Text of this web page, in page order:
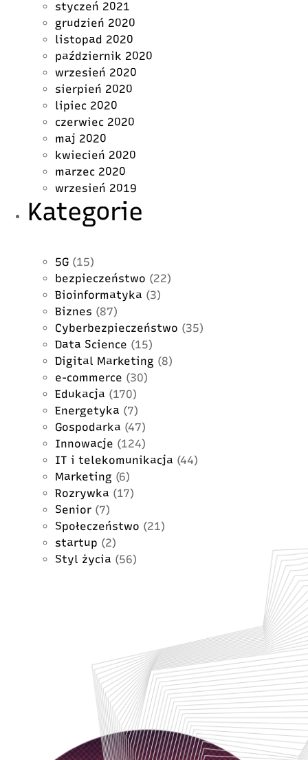
styczeń 2021
grudzień 2020
listopad 2020
październik 2020
wrzesień 2020
sierpień 2020
lipiec 2020
czerwiec 2020
maj 2020
kwiecień 2020
marzec 2020
wrzesień 2019
Kategorie
5G (15)
bezpieczeństwo (22)
Bioinformatyka (3)
Biznes (87)
Cyberbezpieczeństwo (35)
Data Science (15)
Digital Marketing (8)
e-commerce (30)
Edukacja (170)
Energetyka (7)
Gospodarka (47)
Innowacje (124)
IT i telekomunikacja (44)
Marketing (6)
Rozrywka (17)
Senior (7)
Społeczeństwo (21)
startup (2)
Styl życia (56)